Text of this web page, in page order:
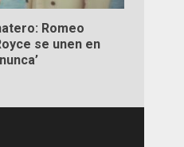
Romeo
se unen en